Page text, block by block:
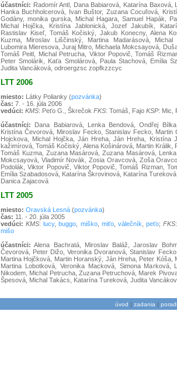
účastníci: Radomír Antl, Dana Babiarová, Katarína
Hanka Buchholcerová, Ivan Buštor, Zuzana Cocuľová,
Godány, monika gurska, Michal Hagara, Samuel Hapák,
Michal Hojčka, Kristína Jablonická, Jozef Jakubík,
Rastislav Kiseľ, Tomáš Kočiský, Jakub Konecny, Alena
Kuzma, Miroslav Liščinský, Martina Madarásová,
Lubomira Mieresova, Juraj Mitro, Michaela Mokcsayová,
Tomáš Peitl, Michal Petrucha, Viktor Popovič, Tomáš
Peter Smolárik, Kaťa Smolárová, Paula Stachová, Emília
Judita Vancáková, odroergzsc zopfkzzcyc
LTT 2006
miesto: Látky Polianky (pozvánka)
čas: 7. - 16. júla 2006
vedúci: KMS: Peťo G., Škrečok FKS: Tomáš, Fajo KSP: Mic,
účastníci: Dana Babiarová, Lenka Bendová, Ondřej
Kristína Čevorová, Miroslav Fecko, Stanislav Fecko, Martin
Hojckova, Michal Hojčka, Ján Hreha, Ján Hreha, Kristína
kažimírová, Tomáš Kočiský, Alena Košinárová, Martin Králik,
Tomáš Kuzma, Zuzana Masárová, Zuzana Masárová,
Mokcsayová, Vladimír Novák, Zosia Oravcová, Zoša
Podolák, Viktor Popovič, Viktor Popovič, Tomáš Rizman,
Emília Szabadosová, Katarína Škrovinová, Katarína
Danica Zajacová
LTT 2005
miesto: Oravská Lesná (pozvánka)
čas: 11. - 20. júla 2005
vedúci: KMS:lucy,buggo miško, miťo, válečník peťo;FKS
mišo
účastníci: Alena Bachratá, Miroslav Baláž, Jaroslav
Čevorová, Peter Dižo, Veronika Dvoranová, Stanislav
Martina Hojčková, Martin Horanský, Ján Hreha, Peter Kóša,
Martina Lobotková, Veronika Macková, Simona Marková,
Nikodem, Michal Petrucha, Zuzana Petruchová, Marek
Špesová, Michal Takács, Katarína Tureková, Judita
úvod | zadania |